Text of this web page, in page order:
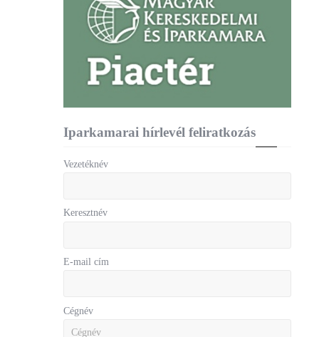
Iparkamarai hírlevél feliratkozás
Vezetéknév
Keresztnév
E-mail cím
Cégnév